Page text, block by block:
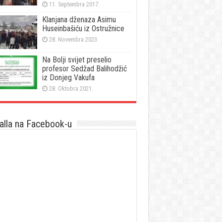
11. Septembra 2017.
Klanjana dženaza Asimu
Huseinbašiću iz Ostružnice
28. Novembra 2023.
Na Bolji svijet preselio
profesor Sedžad Balihodžić
iz Donjeg Vakufa
28. Oktobra 2021.
na Facebook-u